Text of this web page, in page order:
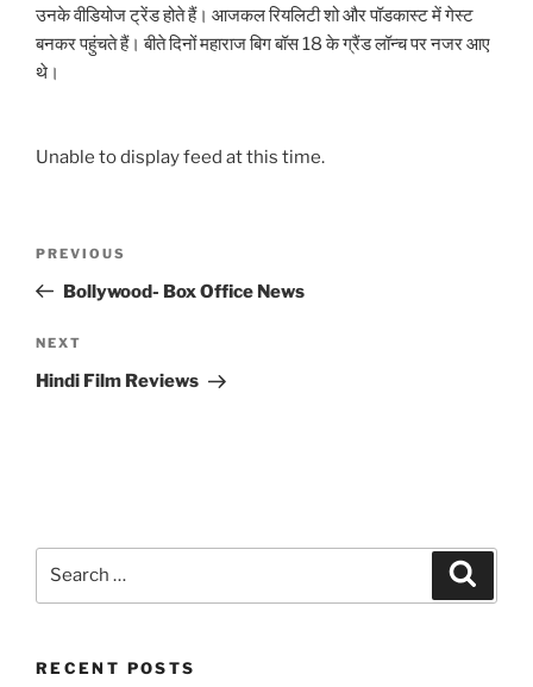
उनके वीडियोज ट्रेंड होते हैं। आजकल रियलिटी शो और पॉडकास्ट में गेस्ट
बनकर पहुंचते हैं। बीते दिनों महाराज बिग बॉस 18 के ग्रैंड लॉन्च पर नजर आए
थे।
Unable to display feed at this time.
Previous
Post
PREVIOUS
Bollywood- Box Office News
Next
Post
NEXT
Hindi Film Reviews
RECENT POSTS